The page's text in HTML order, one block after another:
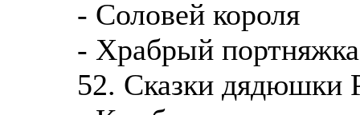
- Соловей короля
- Храбрый портняжка
52. Сказки дядюшки